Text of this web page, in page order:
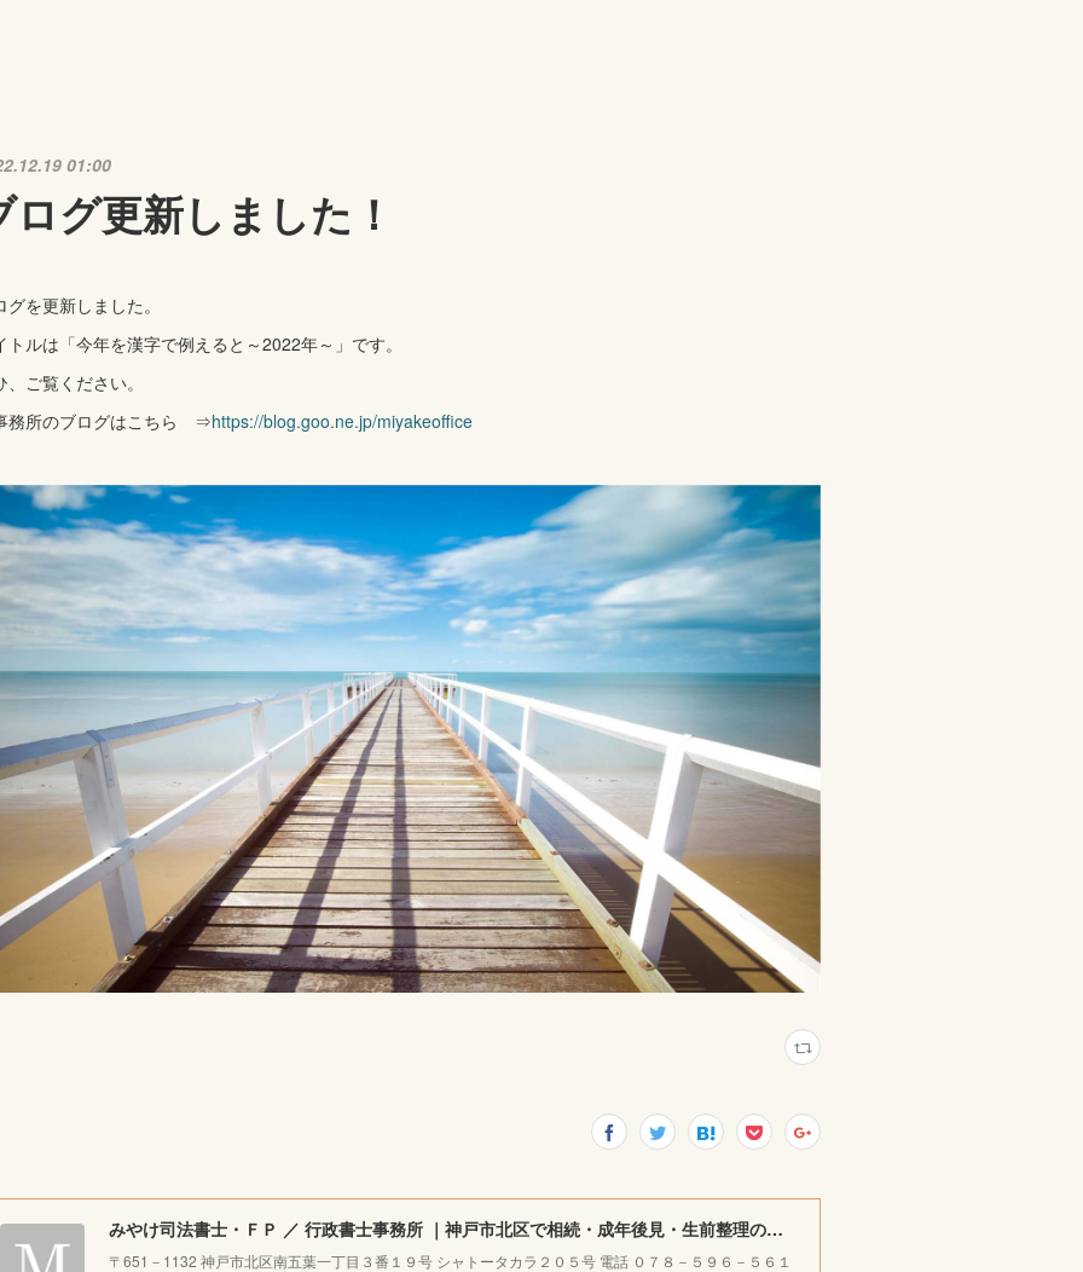
01:00
ログ更新しました！
グを更新しました。
トルは「今年を漢字で例えると～2022年～」です。
、ご覧ください。
務所のブログはこちら ⇒https://blog.goo.ne.jp/miyakeoffice
みやけ司法書士・ＦＰ ／ 行政書士事務所 ｜神戸市北区で相続・成年後見・生前整理のご相談をお受けしています。
〒651－1132 神戸市北区南五葉一丁目３番１９号 シャトータカラ２０５号 電話 ０７８－５９６－５６１